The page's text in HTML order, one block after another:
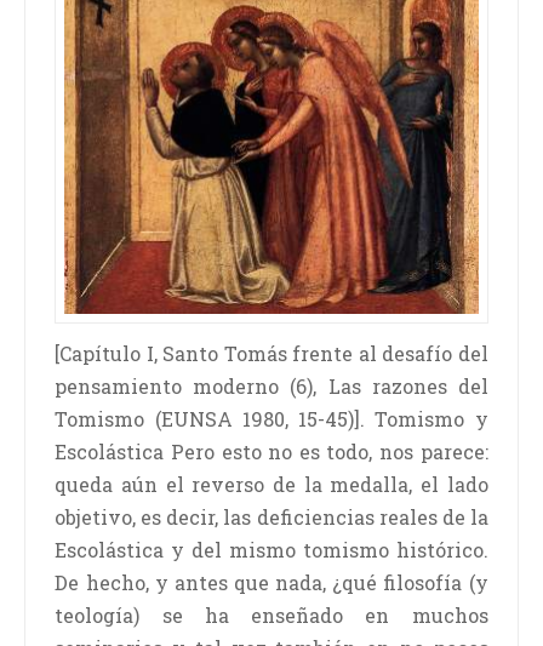
[Capítulo I, Santo Tomás frente al desafío del
pensamiento moderno (6), Las razones del
Tomismo (EUNSA 1980, 15-45)]. Tomismo y
Escolástica Pero esto no es todo, nos parece:
queda aún el reverso de la medalla, el lado
objetivo, es decir, las deficiencias reales de la
Escolástica y del mismo tomismo histórico.
De hecho, y antes que nada, ¿qué filosofía (y
teología) se ha enseñado en muchos